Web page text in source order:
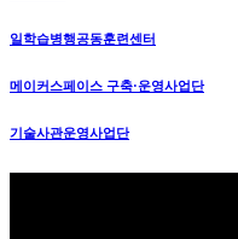
일학습병행공동훈련센터
메이커스페이스 구축·운영사업단
기술사관운영사업단